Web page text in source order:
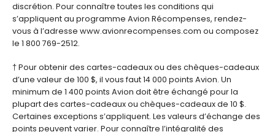
discrétion. Pour connaître toutes les conditions qui
s’appliquent au programme Avion Récompenses, rendez-
vous à l’adresse www.avionrecompenses.com ou composez
le 1 800 769-2512.
† Pour obtenir des cartes-cadeaux ou des chèques-cadeaux
d’une valeur de 100 $, il vous faut 14 000 points Avion. Un
minimum de 1 400 points Avion doit être échangé pour la
plupart des cartes-cadeaux ou chèques-cadeaux de 10 $.
Certaines exceptions s’appliquent. Les valeurs d’échange des
points peuvent varier. Pour connaître l’intégralité des